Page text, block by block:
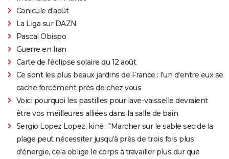
Canicule d'août
La Liga sur DAZN
Pascal Obispo
Guerre en Iran
Carte de l'éclipse solaire du 12 août
Ce sont les plus beaux jardins de France : l'un d'entre eux se
cache forcément près de chez vous
Voici pourquoi les pastilles pour lave-vaisselle devraient
être vos meilleures alliées dans la salle de bain
Sergio Lopez Lopez, kiné : "Marcher sur le sable sec de la
plage peut nécessiter jusqu'à près de trois fois plus
d'énergie, cela oblige le corps à travailler plus dur que